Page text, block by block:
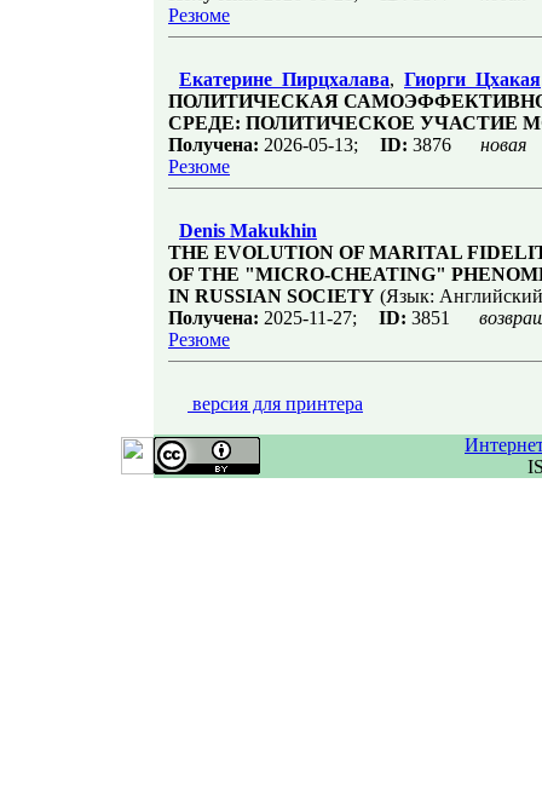
Резюме
Екатерине Пирцхалава, Гиорги Цхакая
ПОЛИТИЧЕСКАЯ
СРЕДЕ: ПОЛИТИЧЕСКОЕ УЧАСТИЕ
Получена: 2026-05-13; ID: 3876
новая
Резюме
Denis Makukhin
THE EVOLUTION OF MARITAL
OF THE "MICRO-CHEATING"
IN RUSSIAN SOCIETY (Язык:
Получена: 2025-11-27; ID: 3851
Резюме
версия для принтера